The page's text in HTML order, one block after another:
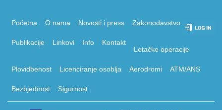
Početna O nama Novosti i press Zakonodavstvo
Publikacije Linkovi Info
Kontakt
Letačke operacije
Plovidbenost Licenciranje osoblja Aerodromi ATM/ANS
Bezbjednost Sigurnost